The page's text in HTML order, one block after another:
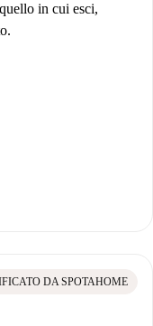
in cui esci,
DA SPOTAHOME